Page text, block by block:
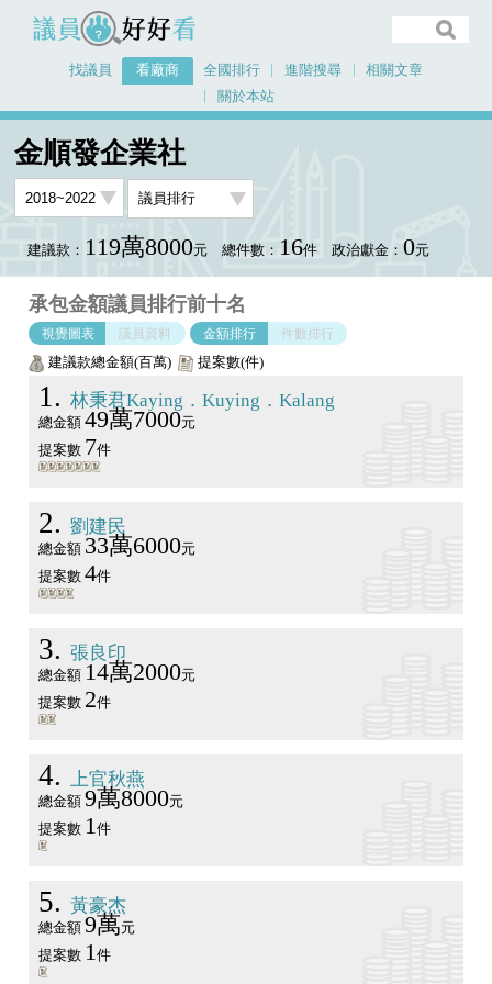
議員好好看
找議員 看廠商 全國排行 進階搜尋
相關文章
關於本站
金順發企業社
建議款： 119萬8000元 總件數： 16件 政治獻金： 0元
承包金額議員排行前十名
視覺圖表 議員資料 金額排行 件數排行
建議款總金額(百萬) 提案數(件)
1 林秉君Kaying．Kuying．Kalang
總金額 49萬7000元
提案數 7件
2 劉建民
總金額 33萬6000元
提案數 4件
3 張良印
總金額 14萬2000元
提案數 2件
4 上官秋燕
總金額 9萬8000元
提案數 1件
5 黃豪杰
總金額 9萬元
提案數 1 件